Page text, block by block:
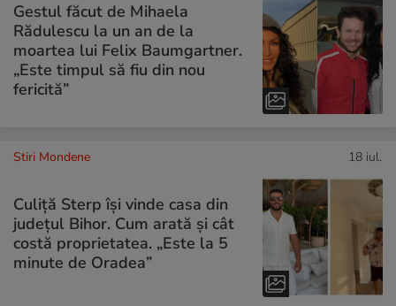
Gestul făcut de Mihaela
Rădulescu la un an de la
moartea lui Felix Baumgartner.
„Este timpul să fiu din nou
fericită”
Stiri Mondene 18 iul.
Culiță Sterp își vinde casa din
județul Bihor. Cum arată și cât
costă proprietatea. „Este la 5
minute de Oradea”